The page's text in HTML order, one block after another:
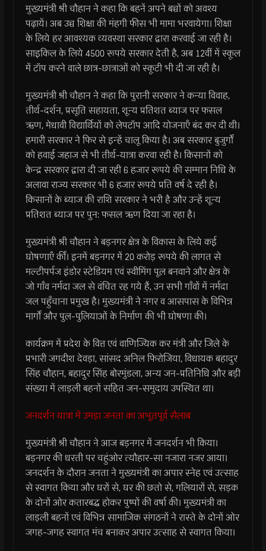
मुख्यमंत्री श्री चौहान ने कहा कि बहनें अपने बच्चों को अवश्य
पढ़ायें। अब उच्च शिक्षा की मंहगी फीस भी मामा भरवायेगा। शिक्षा
के लिये हर आवश्यक व्यवस्था सरकार द्वारा करवाई जा रही है।
साइकिल के लिये 4500 रूपये सरकार देती है, अब 12वीं में स्कूल
में टॉप करने वाले छात्र-छात्राओं को स्कूटी भी दी जा रही है।
मुख्यमंत्री श्री चौहान ने कहा कि पुरानी सरकार ने कन्या विवाह,
तीर्थ-दर्शन, प्रसूति सहायता, शून्य प्रतिशत ब्याज पर फसल
ऋण, मेधावी विद्यार्थियों को लेपटॉप आदि योजनाएँ बंद कर दी थी।
हमारी सरकार ने फिर से इन्हें चालू किया है। अब सरकार बुजुर्गों
को हवाई जहाज से भी तीर्थ-यात्रा करवा रही है। किसानों को
केन्द्र सरकार द्वारा दी जा रही 6 हजार रूपये की सम्मान निधि के
अलावा राज्य सरकार भी 6 हजार रूपये प्रति वर्ष दे रही है।
किसानों के ब्याज की राशि सरकार ने भरी है और उन्हें शून्य
प्रतिशत ब्याज पर पुन: फसल ऋण दिया जा रहा है।
मुख्यमंत्री श्री चौहान ने बड़नगर क्षेत्र के विकास के लिये कई
घोषणाएँ कीं। इनमें बड़नगर में 20 करोड़ रूपये की लागत से
मल्टीपर्पज इंडोर स्टेडियम एवं स्वीमिंग पूल बनवाने और क्षेत्र के
जो गाँव नर्मदा जल से वंचित रह गये हैं, उन सभी गाँवों में नर्मदा
जल पहुँचाना प्रमुख है। मुख्यमंत्री ने नगर व आसपास के विभिन्न
मार्गों और पुल-पुलियाओं के निर्माण की भी घोषणा की।
कार्यक्रम में प्रदेश के वित्त एवं वाणिज्यिक कर मंत्री और जिले के
प्रभारी जगदीश देवड़ा, सांसद अनिल फिरोजिया, विधायक बहादुर
सिंह चौहान, बहादुर सिंह बोरमुंडला, अन्य जन-प्रतिनिधि और बड़ी
संख्या में लाड़ली बहनों सहित जन-समुदाय उपस्थित था।
जनदर्शन यात्रा में उमड़ा जनता का अभूतपूर्व सैलाब
मुख्यमंत्री श्री चौहान ने आज बड़नगर में जनदर्शन भी किया।
बड़नगर की धरती पर चहुंओर त्यौहार-सा नजारा नजर आया।
जनदर्शन के दौरान जनता ने मुख्यमंत्री का अपार स्नेह एवं उत्साह
से स्वागत किया और घरों से, घर की छतो से, गलियारों से, सड़क
के दोनों ओर कतारबद्ध होकर पुष्पों की वर्षा की। मुख्यमंत्री का
लाड़ली बहनों एवं विभिन्न सामाजिक संगठनों ने रास्ते के दोनों ओर
जगह-जगह स्वागत मंच बनाकर अपार उत्साह से स्वागत किया।